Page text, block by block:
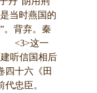
当时燕国的
。背弃。秦
<3>这一
听信国相后
四十六《田
代忠臣。